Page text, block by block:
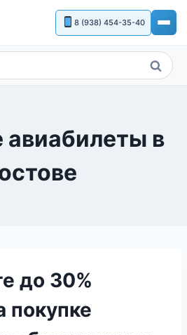
8 (938) 454-35-40
Поиск
в
до 30%
покупке